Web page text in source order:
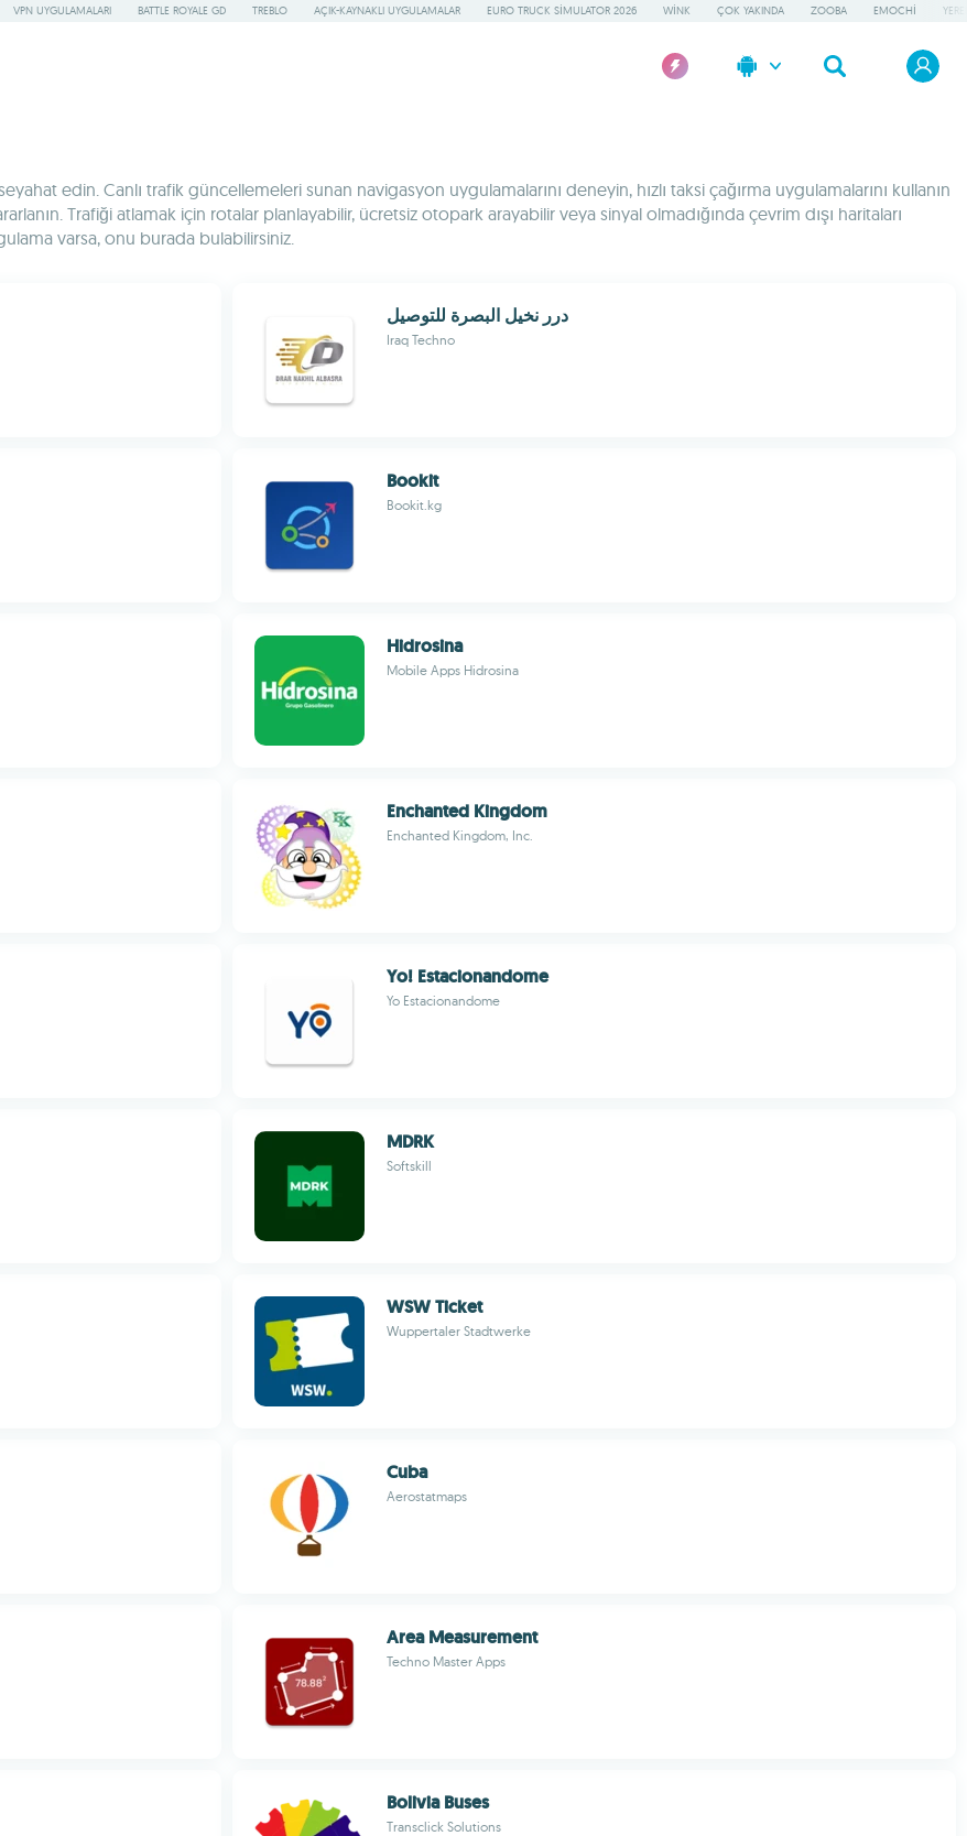
VPN UYGULAMALARI BATTLE ROYALE GD TREBLO AÇIK-KAYNAKLI UYGULAMALAR EURO TRUCK SIMULATOR 2026 WINK ÇOK YAKINDA ZOOBA EMOCHI
edin. Canlı trafik güncellemeleri sunan navigasyon uygulamalarını deneyin, hızlı taksi çağırma uygulamalarını kullanın
Trafiği atlamak için rotalar planlayabilir, ücretsiz otopark arayabilir veya sinyal olmadığında çevrim dışı haritaları
varsa, onu burada bulabilirsiniz.
درر نخيل البصرة للتوصيل
Iraq Techno
Bookit
Bookit.kg
Hidrosina
Mobile Apps Hidrosina
Enchanted Kingdom
Enchanted Kingdom, Inc.
Yo! Estacionandome
Yo Estacionandome
MDRK
Softskill
WSW Ticket
Wuppertaler Stadtwerke
Cuba
Aerostatmaps
Area Measurement
Techno Master Apps
Bolivia Buses
Transclick Solutions